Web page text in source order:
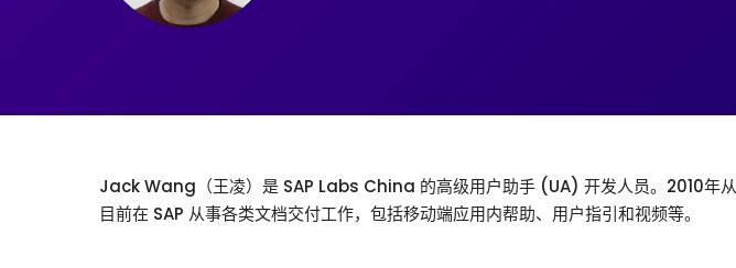
Jack Wang（王凌）是 SAP Labs China 的高级用户助手 (UA) 开发人员。2010年从
目前在 SAP 从事各类文档交付工作，包括移动端应用内帮助、用户指引和视频等。